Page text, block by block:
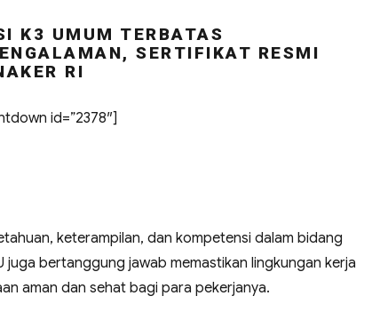
K3 UMUM TERBATAS
SERTIFIKAT RESMI
RI
id=”2378″]
keterampilan, dan kompetensi dalam bidang
juga bertanggung jawab memastikan lingkungan kerja
aman dan sehat bagi para pekerjanya.